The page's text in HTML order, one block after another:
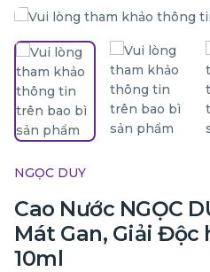
NGỌC DUY
Cao Nước NGỌC
Mát Gan, Giải Độc
10ml